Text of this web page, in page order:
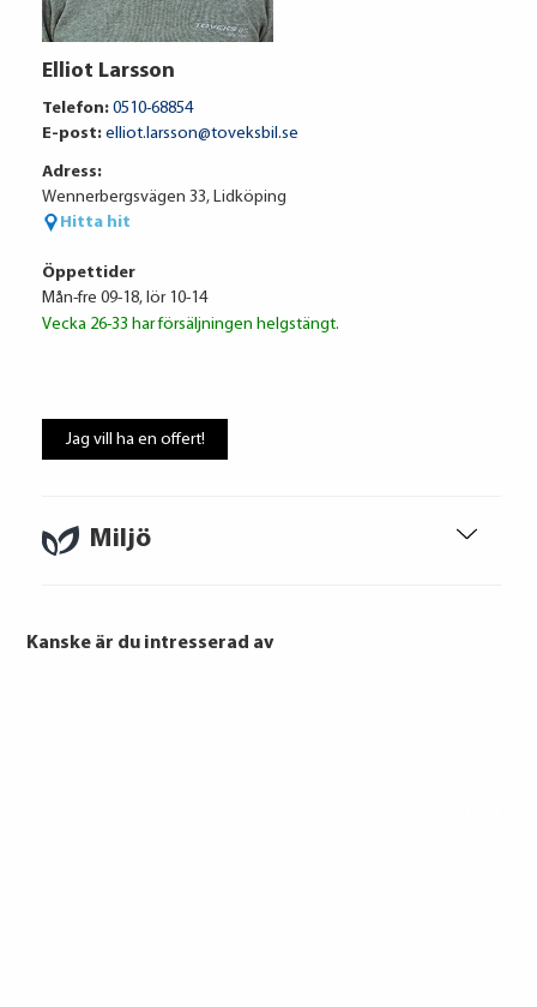
Miljö
4 363 kr / mån
Ränta
Uppläggningsavgift
Administrationskostnad
Om du inte kan betala tillbaka skulden i
lån. För stöd, vänd dig till budget- och
Elliot Larsson
Telefon: 0510-68854
E-post: elliot.larsson@toveksbil.se
Adress:
Wennerbergsvägen 33, Lidköping
Hitta hit
Öppettider
Mån-fre 09-18, lör 10-14
Vecka 26-33 har försäljningen helgstängt.
Jag vill ha en offert!
Kanske är du intresserad av